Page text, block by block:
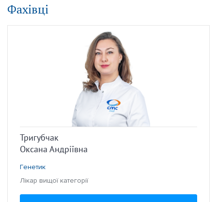
Фахівці
Тригубчак
Оксана Андріївна
Генетик
Лікар вищої категорії